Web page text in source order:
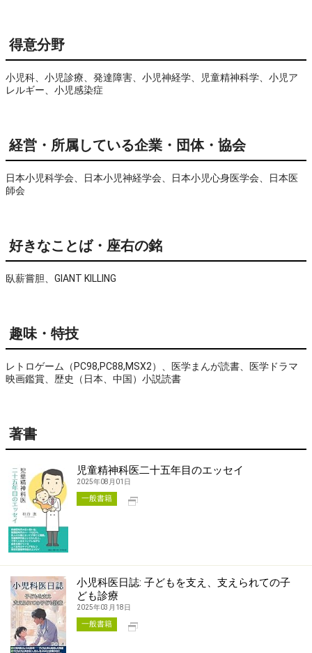
得意分野
小児科、小児診療、発達障害、小児神経学、児童精神科学、小児ア
レルギー、小児感染症
経営・所属している企業・団体・協会
日本小児科学会、日本小児神経学会、日本小児心身医学会、日本医
師会
好きなことば・座右の銘
臥薪嘗胆、GIANT KILLING
趣味・特技
レトロゲーム（PC98,PC88,MSX2）、医学まんが読書、医学ドラマ
映画鑑賞、歴史（日本、中国）小説読書
著書
児童精神科医二十五年目のエッセイ
2025年08月01日
一般書籍
小児科医日誌: 子どもを支え、支えられての子
ども診療
2025年03月18日
一般書籍